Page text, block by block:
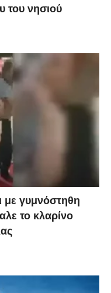
του νησιού
με γυμνόστηθη
το κλαρίνο